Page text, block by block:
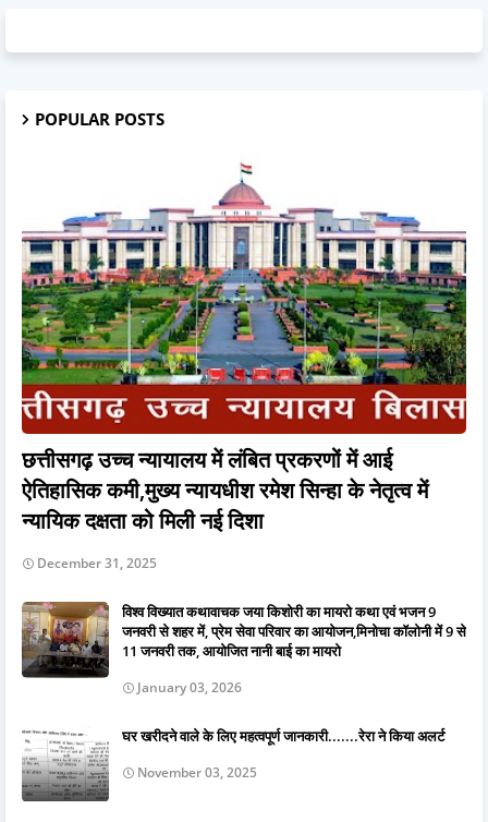
POPULAR POSTS
छत्तीसगढ़ उच्च न्यायालय में लंबित प्रकरणों में आई
ऐतिहासिक कमी,मुख्य न्यायधीश रमेश सिन्हा के नेतृत्व में
न्यायिक दक्षता को मिली नई दिशा
December 31, 2025
विश्व विख्यात कथावाचक जया किशोरी का मायरो कथा एवं भजन 9
जनवरी से शहर में, प्रेम सेवा परिवार का आयोजन,मिनोचा कॉलोनी में 9 से
11 जनवरी तक, आयोजित नानी बाई का मायरो
January 03, 2026
घर खरीदने वाले के लिए महत्वपूर्ण जानकारी.......रेरा ने किया अलर्ट
November 03, 2025